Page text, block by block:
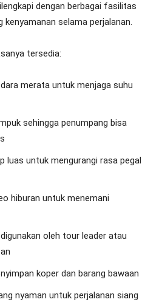
dengan berbagai fasilitas
kenyamanan selama perjalanan.
tersedia:
merata untuk menjaga suhu
sehingga penumpang bisa
luas untuk mengurangi rasa pegal
hiburan untuk menemani
oleh tour leader atau
koper dan barang bawaan
nyaman untuk perjalanan siang